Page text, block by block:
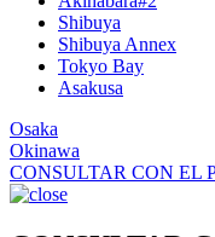
Shibuya
Shibuya Annex
Tokyo Bay
Asakusa
Osaka
Okinawa
CONSULTAR CON EL